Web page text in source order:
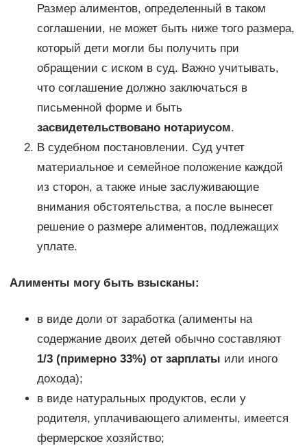
Размер алиментов, определенный в таком
соглашении, не может быть ниже того размера,
который дети могли бы получить при
обращении с иском в суд. Важно учитывать,
что соглашение должно заключаться в
письменной форме и быть
засвидетельствовано нотариусом.
В судебном постановлении. Суд учтет
материальное и семейное положение каждой
из сторон, а также иные заслуживающие
внимания обстоятельства, а после вынесет
решение о размере алиментов, подлежащих
уплате.
Алименты могу быть взысканы:
в виде доли от заработка (алименты на
содержание двоих детей обычно составляют
1/3 (примерно 33%) от зарплаты или иного
дохода);
в виде натуральных продуктов, если у
родителя, уплачивающего алименты, имеется
фермерское хозяйство;